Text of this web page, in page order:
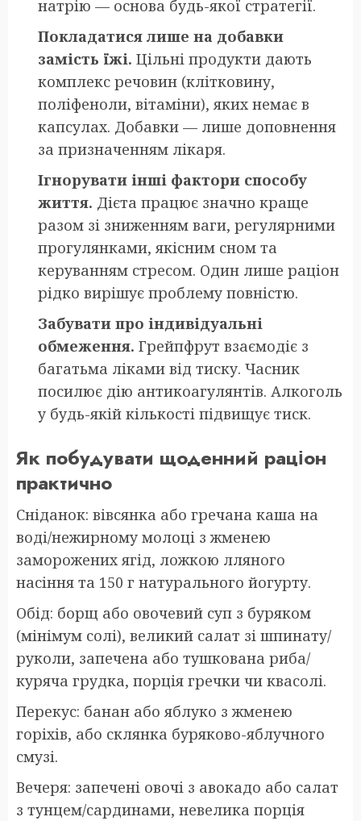
натрію — основа будь-якої стратегії.
Покладатися лише на добавки
замість їжі. Цільні продукти дають
комплекс речовин (клітковину,
поліфеноли, вітаміни), яких немає в
капсулах. Добавки — лише доповнення
за призначенням лікаря.
Ігнорувати інші фактори способу
життя. Дієта працює значно краще
разом зі зниженням ваги, регулярними
прогулянками, якісним сном та
керуванням стресом. Один лише раціон
рідко вирішує проблему повністю.
Забувати про індивідуальні
обмеження. Грейпфрут взаємодіє з
багатьма ліками від тиску. Часник
посилює дію антикоагулянтів. Алкоголь
у будь-якій кількості підвищує тиск.
Як побудувати щоденний раціон
практично
Сніданок: вівсянка або гречана каша на
воді/нежирному молоці з жменею
заморожених ягід, ложкою лляного
насіння та 150 г натурального йогурту.
Обід: борщ або овочевий суп з буряком
(мінімум солі), великий салат зі шпинату/
руколи, запечена або тушкована риба/
куряча грудка, порція гречки чи квасолі.
Перекус: банан або яблуко з жменею
горіхів, або склянка буряково-яблучного
смузі.
Вечеря: запечені овочі з авокадо або салат
з тунцем/сардинами, невелика порція